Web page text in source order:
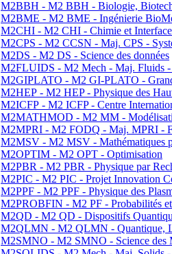
M2BBH - M2 BBH - Biologie,
M2BME - M2 BME - Ingénierie
M2CHI - M2 CHI - Chimie et
M2CPS - M2 CCSN - Maj. CPS -
M2DS - M2 DS - Science des données
M2FLUIDS - M2 Mech - Maj. Fluids -
M2GIPLATO - M2 GI-PLATO -
M2HEP - M2 HEP - Physique des
M2ICFP - M2 ICFP - Centre
M2MATHMOD - M2 MM -
M2MPRI - M2 FODQ - Maj. MPRI -
M2MSV - M2 MSV - Mathématiques
M2OPTIM - M2 OPT - Optimisation
M2PBR - M2 PBR - Physique par
M2PIC - M2 PIC - Projet Innovation
M2PPF - M2 PPF - Physique des
M2PROBFIN - M2 PF - Probabilités
M2QD - M2 QD - Dispositifs
M2QLMN - M2 QLMN - Quantique,
M2SMNO - M2 SMNO - Science des